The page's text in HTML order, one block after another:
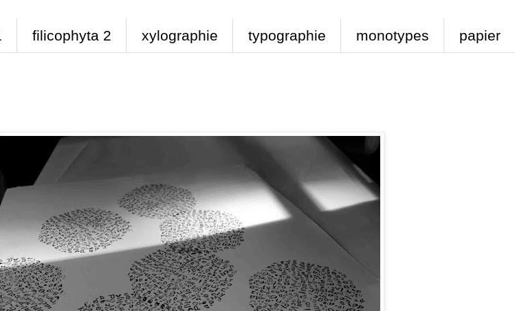
filicophyta 2 xylographie typographie monotypes papier